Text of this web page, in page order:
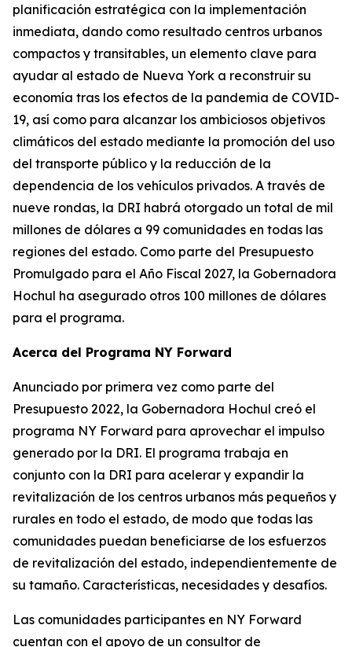
planificación estratégica con la implementación
inmediata, dando como resultado centros urbanos
compactos y transitables, un elemento clave para
ayudar al estado de Nueva York a reconstruir su
economía tras los efectos de la pandemia de COVID-
19, así como para alcanzar los ambiciosos objetivos
climáticos del estado mediante la promoción del uso
del transporte público y la reducción de la
dependencia de los vehículos privados. A través de
nueve rondas, la DRI habrá otorgado un total de mil
millones de dólares a 99 comunidades en todas las
regiones del estado. Como parte del Presupuesto
Promulgado para el Año Fiscal 2027, la Gobernadora
Hochul ha asegurado otros 100 millones de dólares
para el programa.
Acerca del Programa NY Forward
Anunciado por primera vez como parte del
Presupuesto 2022, la Gobernadora Hochul creó el
programa NY Forward para aprovechar el impulso
generado por la DRI. El programa trabaja en
conjunto con la DRI para acelerar y expandir la
revitalización de los centros urbanos más pequeños y
rurales en todo el estado, de modo que todas las
comunidades puedan beneficiarse de los esfuerzos
de revitalización del estado, independientemente de
su tamaño. Características, necesidades y desafíos.
Las comunidades participantes en NY Forward
cuentan con el apoyo de un consultor de